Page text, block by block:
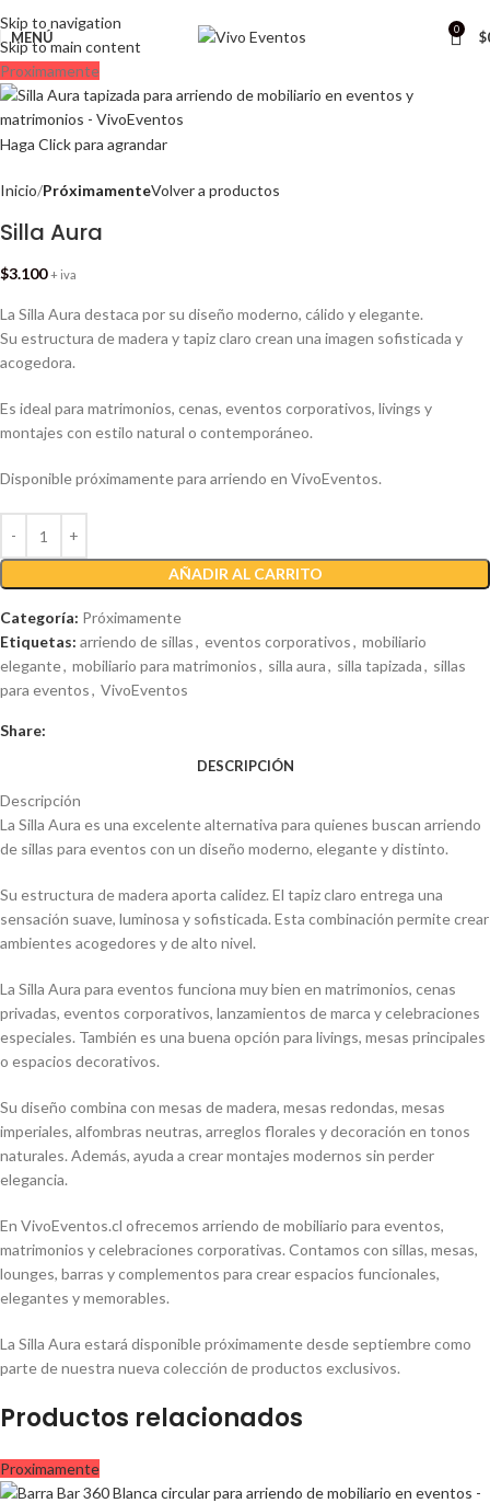
Skip to navigation
Skip to main content
MENÚ 0 $
Proximamente
Haga Click para agrandar
Inicio PróximamenteVolver a productos
Silla Aura
$3.100 + iva
La Silla Aura destaca por su diseño moderno, cálido y elegante.
Su estructura de madera y tapiz claro crean una imagen sofisticada y
acogedora.
Es ideal para matrimonios, cenas, eventos corporativos, livings y
montajes con estilo natural o contemporáneo.
Disponible próximamente para arriendo en VivoEventos.
AÑADIR AL CARRITO
Categoría: Próximamente
Etiquetas: arriendo de sillas, eventos corporativos, mobiliario
elegante, mobiliario para matrimonios, silla aura, silla tapizada, sillas
para eventos, VivoEventos
Share:
DESCRIPCIÓN
Descripción
La Silla Aura es una excelente alternativa para quienes buscan arriendo
de sillas para eventos con un diseño moderno, elegante y distinto.
Su estructura de madera aporta calidez. El tapiz claro entrega una
sensación suave, luminosa y sofisticada. Esta combinación permite crear
ambientes acogedores y de alto nivel.
La Silla Aura para eventos funciona muy bien en matrimonios, cenas
privadas, eventos corporativos, lanzamientos de marca y celebraciones
especiales. También es una buena opción para livings, mesas principales
o espacios decorativos.
Su diseño combina con mesas de madera, mesas redondas, mesas
imperiales, alfombras neutras, arreglos florales y decoración en tonos
naturales. Además, ayuda a crear montajes modernos sin perder
elegancia.
En VivoEventos.cl ofrecemos arriendo de mobiliario para eventos,
matrimonios y celebraciones corporativas. Contamos con sillas, mesas,
lounges, barras y complementos para crear espacios funcionales,
elegantes y memorables.
La Silla Aura estará disponible próximamente desde septiembre como
parte de nuestra nueva colección de productos exclusivos.
Productos relacionados
Proximamente